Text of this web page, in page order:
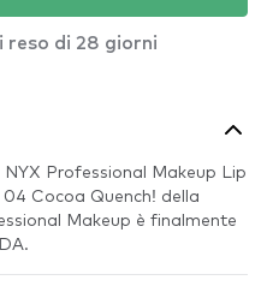
reso di 28 giorni
Professional Makeup Lip
Cocoa Quench! della
Makeup è finalmente